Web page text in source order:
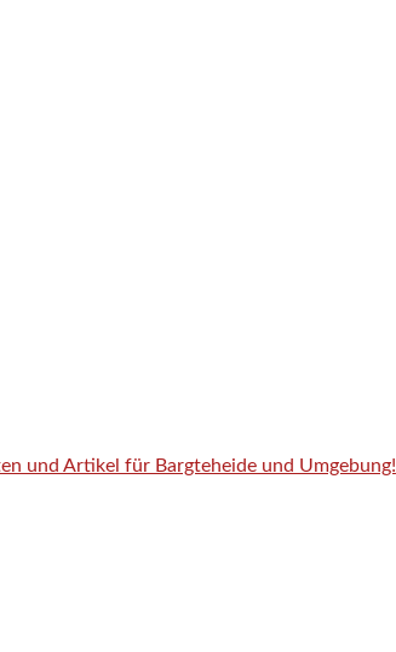
und Artikel für Bargteheide und Umgebung!